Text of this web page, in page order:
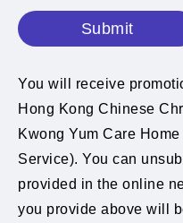
Submit
You will receive
Hong Kong Chinese
Kwong Yum Care
Service). You can
provided in the online
you provide above will